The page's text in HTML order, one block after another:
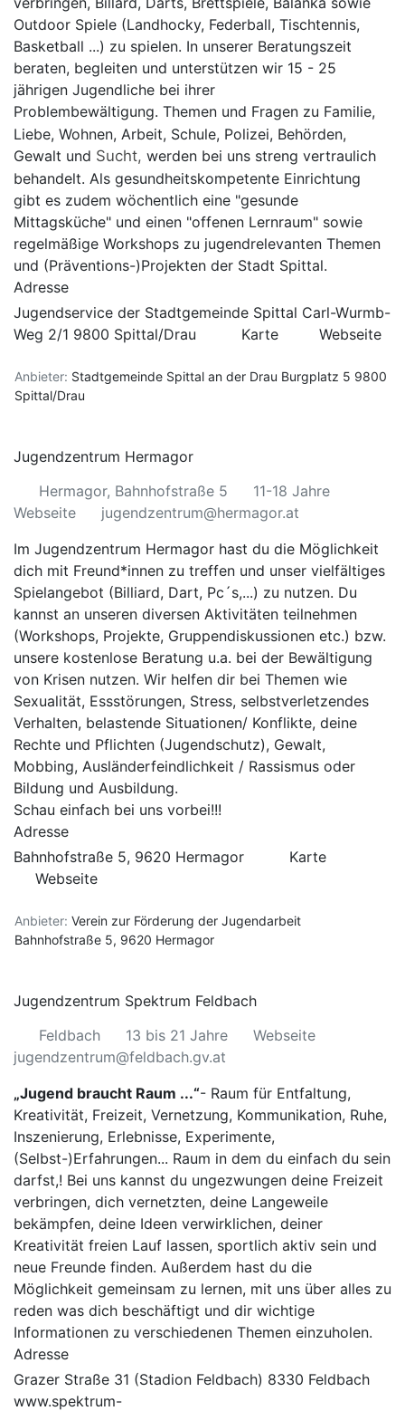
Outdoor Spiele (Landhocky, Federball, Tischtennis,
Basketball ...) zu spielen. In unserer Beratungszeit
beraten, begleiten und unterstützen wir 15 - 25
jährigen Jugendliche bei ihrer
Problembewältigung. Themen und Fragen zu Familie,
Liebe, Wohnen, Arbeit, Schule, Polizei, Behörden,
Gewalt und Sucht, werden bei uns streng vertraulich
behandelt. Als gesundheitskompetente Einrichtung
gibt es zudem wöchentlich eine "gesunde
Mittagsküche" und einen "offenen Lernraum" sowie
regelmäßige Workshops zu jugendrelevanten Themen
und (Präventions-)Projekten der Stadt Spittal.
Adresse
Jugendservice der Stadtgemeinde Spittal Carl-Wurmb-
Weg 2/1 9800 Spittal/Drau
Karte Webseite
Anbieter: Stadtgemeinde Spittal an der Drau Burgplatz 5 9800
Spittal/Drau
Jugendzentrum Hermagor
Hermagor, Bahnhofstraße 5
11-18 Jahre
Webseite
jugendzentrum@hermagor.at
Im Jugendzentrum Hermagor hast du die Möglichkeit
dich mit Freund*innen zu treffen und unser vielfältiges
Spielangebot (Billiard, Dart, Pc´s,...) zu nutzen. Du
kannst an unseren diversen Aktivitäten teilnehmen
(Workshops, Projekte, Gruppendiskussionen etc.) bzw.
unsere kostenlose Beratung u.a. bei der Bewältigung
von Krisen nutzen. Wir helfen dir bei Themen wie
Sexualität, Essstörungen, Stress, selbstverletzendes
Verhalten, belastende Situationen/ Konflikte, deine
Rechte und Pflichten (Jugendschutz), Gewalt,
Mobbing, Ausländerfeindlichkeit / Rassismus oder
Bildung und Ausbildung.
Schau einfach bei uns vorbei!!!
Adresse
Bahnhofstraße 5, 9620 Hermagor
Karte
Webseite
Anbieter: Verein zur Förderung der Jugendarbeit
Bahnhofstraße 5, 9620 Hermagor
Jugendzentrum Spektrum Feldbach
Feldbach
13 bis 21 Jahre
Webseite
jugendzentrum@feldbach.gv.at
„Jugend braucht Raum ...“- Raum für Entfaltung,
Kreativität, Freizeit, Vernetzung, Kommunikation, Ruhe,
Inszenierung, Erlebnisse, Experimente,
(Selbst-)Erfahrungen... Raum in dem du einfach du sein
darfst,! Bei uns kannst du ungezwungen deine Freizeit
verbringen, dich vernetzten, deine Langeweile
bekämpfen, deine Ideen verwirklichen, deiner
Kreativität freien Lauf lassen, sportlich aktiv sein und
neue Freunde finden. Außerdem hast du die
Möglichkeit gemeinsam zu lernen, mit uns über alles zu
reden was dich beschäftigt und dir wichtige
Informationen zu verschiedenen Themen einzuholen.
Adresse
Grazer Straße 31 (Stadion Feldbach) 8330 Feldbach
www.spektrum-